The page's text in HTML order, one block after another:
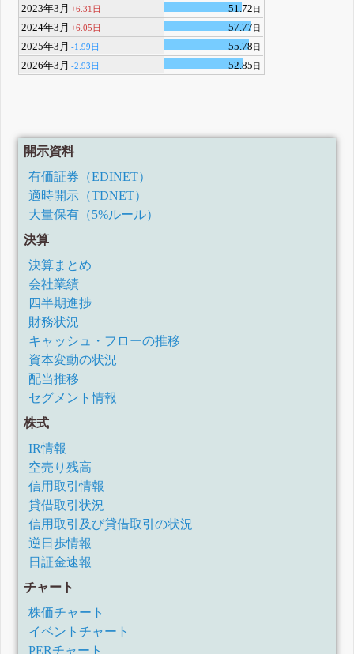
2023年3月 +6.31日 51.72 日
2024年3月 +6.05日 57.77 日
2025年3月 -1.99日 55.78 日
2026年3月 -2.93日 52.85 日
開示資料
有価証券（EDINET）
適時開示（TDNET）
大量保有（5%ルール）
決算
決算まとめ
会社業績
四半期進捗
財務状況
キャッシュ・フローの推移
資本変動の状況
配当推移
セグメント情報
株式
IR情報
空売り残高
信用取引情報
貸借取引状況
信用取引及び貸借取引の状況
逆日歩情報
日証金速報
チャート
株価チャート
イベントチャート
PERチャート